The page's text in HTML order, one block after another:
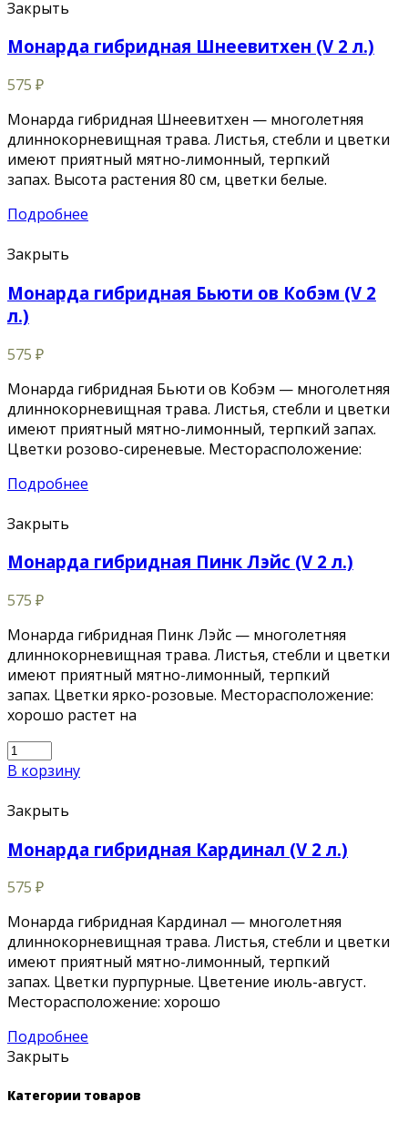
Закрыть
Монарда гибридная Шнеевитхен (V 2 л.)
575 ₽
Монарда гибридная Шнеевитхен — многолетняя
длиннокорневищная трава. Листья, стебли и цветки
имеют приятный мятно-лимонный, терпкий
запах. Высота растения 80 см, цветки белые.
Подробнее
Закрыть
Монарда гибридная Бьюти ов Кобэм (V 2
л.)
575 ₽
Монарда гибридная Бьюти ов Кобэм — многолетняя
длиннокорневищная трава. Листья, стебли и цветки
имеют приятный мятно-лимонный, терпкий запах.
Цветки розово-сиреневые. Месторасположение:
Подробнее
Закрыть
Монарда гибридная Пинк Лэйс (V 2 л.)
575 ₽
Монарда гибридная Пинк Лэйс — многолетняя
длиннокорневищная трава. Листья, стебли и цветки
имеют приятный мятно-лимонный, терпкий
запах. Цветки ярко-розовые. Месторасположение:
хорошо растет на
В корзину
Закрыть
Монарда гибридная Кардинал (V 2 л.)
575 ₽
Монарда гибридная Кардинал — многолетняя
длиннокорневищная трава. Листья, стебли и цветки
имеют приятный мятно-лимонный, терпкий
запах. Цветки пурпурные. Цветение июль-август.
Месторасположение: хорошо
Подробнее
Закрыть
Категории товаров